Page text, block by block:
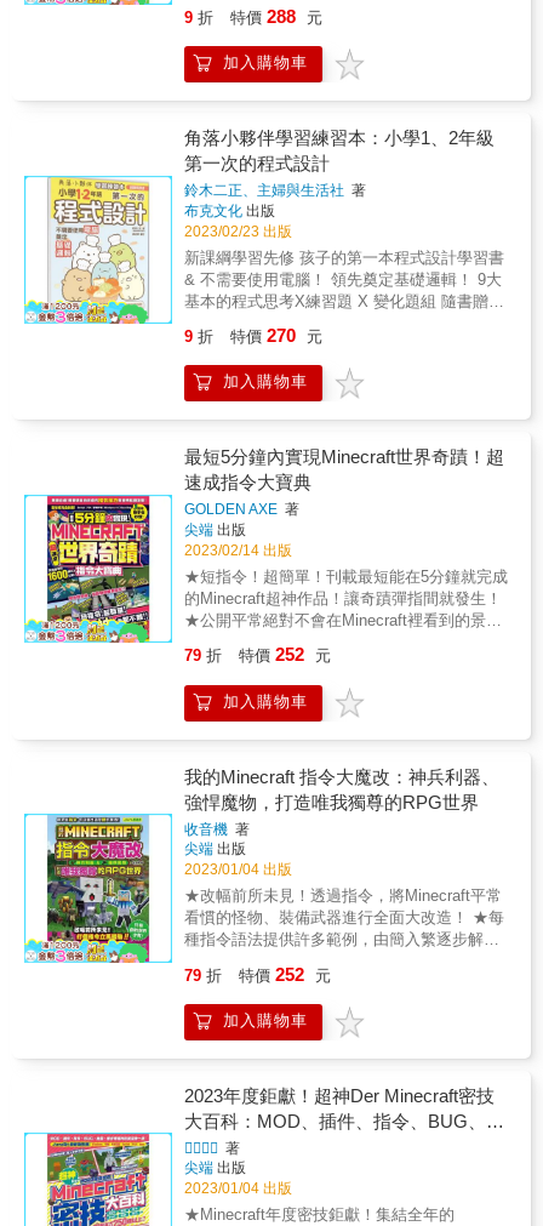
是一對古靈精怪的兄妹檔， 他們某天巧遇了大
羅」， 沒想到兄妹卻也因此闖進一連串的AI大
冒險！ 從看醫生、線上遊戲到棒球賽，原來生
活處處有AI， 兄妹倆大感驚奇的同時，也對AI
險中順利和AI一起升級進化呢？ & 《寫給中學
生看的AI課：AI生態系需要文理兼具的未來人
才（增訂版）》 &全新改版再升級，補齊最新
AI資訊內容 增訂章節，專文講解最新、最夯的
生成式AI基本原理與應用， 例如當紅的
ChatGPT、Midjourney、Dalle-E等。 【第一本
針對108課綱科技素養的趨勢教育書】 & AI一
定是理科腦？ 文科腦在AI發展有何重要性？
生與台灣人工智慧學校的豐富經驗， 介紹國內
AI、學習AI、運用AI、 甚至以AI為志業讀者最
全面實用資訊！ 【學者專家誠摯推薦】 & 相較
於一些把 AI 理論講得硬梆梆的書籍，蔡教授這
本書非常適合想對 AI 了解的中學生，或任何
AI 新手。&mdash;&mdash;臺灣大學電機工程
學系教授&葉丙成 108課綱的核心精神是「終身
學習」，本書對應108課綱精神，超前佈署，呈
現多元跨域整合的實例，帶領同學們一起培育
AI核心素養！&mdash;&mdash;&輔仁大學中國
文學系副教授&劉雅芬 & 【內容簡介】 AI沒有
辦法隨機應變，卻能取代50%人類工作。 但別
擔心，你可以先建立AI的核心素養！ & AI雖是
顯學，卻又讓人望而生畏， 誰不必擔心被AI淘
汰？誰可以搭上AI熱潮？ 身處在AI領域，每年
帶隊參與 AI CUP， 甚至整合數位與人文，進
行跨領域探究、 培養無數AI人才的「AI界李
即使是理科生，也同樣要學習如何發掘問題、
尋找解題方向， 並且培養主動積極的思考力、
研究力、團隊力！ AI會越來越跨領域，既包羅
萬象，就會需要各種不同的人才。 不管是文科
生、理科生，都可以學習AI、運用AI、打造
AI！ 【本書特色】 第ㄧ部分：認識「生成式
AI」的原理，從中學習AI 的發展與技術。 第二
部分：對應108課綱精神，超前布署。如何問好
問題、如何設定題目與解題、如何與團隊協同
合作？ 第三部分：培養以「AI思維看世界」的
業的具體途徑。& 【書籍資訊】 無注音，適合
12歲以上＆老師、家長閱讀 教育議題分類：科
技教育、資訊教育 學習領域分類：科技 &
大圖鑑本本有！ 本書利用Minecraft的指令、指
令方塊與紅石迴路玩法，將知名動漫作品的人
氣角色與施展技能等名場面進行超逼真還原，
喔！ 同時在製作過程中，讀者將能夠接觸到
Minecraft的指令、指令方塊與紅石迴路設計，
親手體驗到與數理相關的變數與結果的因果關
係，以及訊號傳遞的邏輯觀念， 將可有效加強
程式設計的基本概念。 ◎一行指令先熱身 對於
初學者來說，馬上就要打好幾串指令可能會覺
得太複雜，很不容易學， 本書特別獨立一章
「一行指令」讓讀者熱身， 只要按書打出一行
指令，就可以在Minecraft中立即擁有各種神奇
效果，看到各種奇景。 藉著本章，即使是
大師大步邁進！ 【書籍資訊】 ◎適讀對象：玩
Minecraft半年以上 ◎適用平台：全機種平台 &
9 折 特價 288 元
加入購物車
角落小夥伴學習練習本：小學1、2年級
第一次的程式設計
鈴木二正、主婦與生活社 著
布克文化 出版
2023/02/23 出版
新課綱學習先修 孩子的第一本程式設計學習書
& 不需要使用電腦！ 領先奠定基礎邏輯！ 9大
基本的程式思考X練習題 X 變化題組 隨書贈送
來玩遊戲、拆解問題、快樂學習吧！ 角落小夥
伴全員出動，全程陪伴學習！ 不僅帶著小朋友
搶先學會程式語言邏輯， 更讓小朋友增進主動
以上〕可以自行閱讀，也請父母盡可能陪同閱
讀及練習。 & ▲新課綱的先修預習 隨著資訊科
技使用的軟硬體工具進步，計算機科學發展出
的資訊技術架構出現今的資訊社會。人們習於
使用電腦，擁有更多創造新價值的機會。日本
從2020年起將程式設計列入小學必修課程，而
台灣的新課綱也因應世界潮流將程式語言列入
課程中。 ▲小學生就能充份理解的基本邏輯 本
書希望讓小朋友在正式學習程式設計之前，預
先認識電腦的語言與邏輯，以小學1、2年級生
遊戲的方式，引導孩子樂在學習。只要循序漸
進完成練習題，就能夠漸漸體驗程式設計世界
的奧妙，理解電腦程式的運作過程及其便利
礎。 ▲不需電腦就能練習 《角落小夥伴學習練
習本》以程式設計的直覺式思考，以及程式設
計的基本概念為主，是一本不必使用電腦也能
順利學習的練習本！如果再加上電腦運用可以
更進階學習！不僅可以跟學校課程接軌，更適
合在家中讓家長與孩子們一同在遊戲中思考學
習。 & ※歡迎搭配電腦進一步使用Scratch練習
喔！ Scratch是美國麻省理工學院專為兒童開
用，用積木組合的概念引導小朋友學習程式指
& & & 【角落小夥伴、角落小小夥伴就是這樣
的】 & ❤貓：害羞的貓。因為太在意他人，所
以搞得自己很累。 ❤企鵝？：對自己是不是企
鵝不太有把握。以前頭上好像曾有個盤子
&hellip;最喜歡小黃瓜。 ❤白熊：從北方逃跑出
來，怕冷又怕生的熊。窩在角落喝一杯熱茶
時，讓他感覺最平靜。 ❤裹布：白熊的行李，
用來佔位子或是寒冷時使用。 ❤蜥蜴：其實是
一種來自海洋的恐龍。怕被獵捕所以偽裝成蜥
蜴。很想念母親。 ❤偽蝸牛：嚮往成為蝸牛，
9 折 特價 270 元
加入購物車
最短5分鐘內實現Minecraft世界奇蹟！超
速成指令大寶典
GOLDEN AXE 著
尖端 出版
2023/02/14 出版
★短指令！超簡單！刊載最短能在5分鐘就完成
的Minecraft超神作品！讓奇蹟彈指間就發生！
★公開平常絕對不會在Minecraft裡看到的景
蹟的創世神！ ★還能邊玩邊學程式的基礎邏
輯！一舉超數得！ 本書不僅刊載了將麥塊遊戲
規則全部推翻的景象與玩法， 還揭盡全力讓創
現， 很適合麥塊指令初學者閱讀， 讓他對這
些麥塊奇景驚嘆之餘，無形中也能同時學程
式、練邏輯！ ■■■學會指令後，這些奇蹟都會
發生！■■■ 身體變超巨大，在空中飛行！？ 終
龍竟然變得可以騎上去！？ 還真的有可以坐上
去的椅子！？ 丟出手裏劍！可以這樣攻擊
喔！？ 真的可以升降的電扶梯！？ 超神兵器雷
射激光砲可以導向追蹤！？ 使天空下箭雨的超
必殺武器！ 超級賽雪人降臨！？ 自己變身為喜
歡的動物或怪物！ 用地震魔法將敵人一網打
射！ 解謎RPG一定出現的強制移動道路！ 往上
空大躍進的激烈爆炸！ 粉碎一切的究極爆裂魔
法！ &
79 折 特價 252 元
加入購物車
我的Minecraft 指令大魔改：神兵利器、
強悍魔物，打造唯我獨尊的RPG世界
收音機 著
尖端 出版
2023/01/04 出版
★改幅前所未見！透過指令，將Minecraft平常
看慣的怪物、裝備武器進行全面大改造！ ★每
種指令語法提供許多範例，由簡入繁逐步解析
也能馬上體驗唯我獨尊的麥塊RPG世界！
Minecraft的指令可以做到平常在遊戲中做不到
的事情，經過許多版本過後，你甚至可以使用
令的效果，作者針對指令語法，提出許多相對
應的範例。這些範例都是從簡單逐漸轉向複雜
的方式一一提出，讀者可以從同類的範例中比
較哪些地方是相同的，哪些是不同是可以改可
以追加的，進而訓練「那麼我還可以怎麼做」
這種舉一反三的能力，創造出獨有的遊戲世
79 折 特價 252 元
加入購物車
2023年度鉅獻！超神Der Minecraft密技
大百科：MOD、插件、指令、BUG、地
圖等從沒碰過的玩法250個以上大集結！
 著
尖端 出版
2023/01/04 出版
★Minecraft年度密技鉅獻！集結全年的